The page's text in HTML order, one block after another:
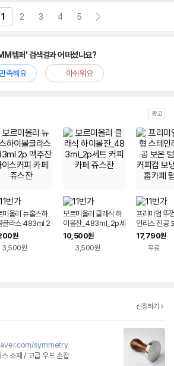
1 2 3 4 5
템퍼' 검색결과 어떠셨나요?
만족해요
아쉬워요
광고
미올리 뉴홉스하
글라스 483ml 2
잔 아이스커피
쥬스잔
원
3,500원
보르미올리 클래식 하
이볼잔_483㎖_2p세
트 커피 카페 쥬스잔
10,500원
3,500원
프리미엄 뚜
인리스 진공
러 | 커피컵
홈카페 텀블
17,790원
무료
신청하기
symmetry
소재 / 고급 우드 손잡